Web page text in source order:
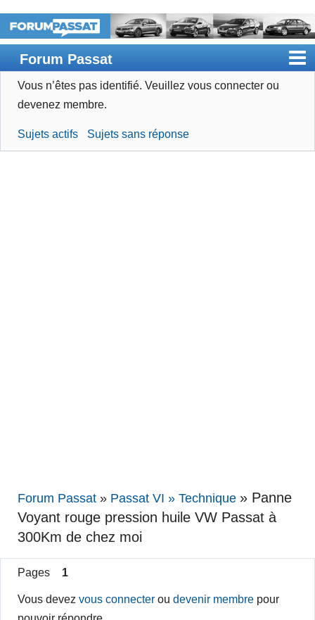
Forum Passat
Accueil
Devenir membre
Vous n’êtes pas identifié. Veuillez vous connecter ou
devenez membre.
Sujets actifs Sujets sans réponse
Forum Passat » Passat VI » Technique » Panne
Voyant rouge pression huile VW Passat à
300Km de chez moi
Pages 1
Vous devezvous connecter oudevenir membre pour